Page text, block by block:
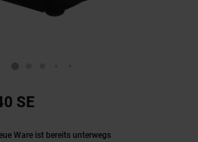
SE
Ware ist bereits unterwegs